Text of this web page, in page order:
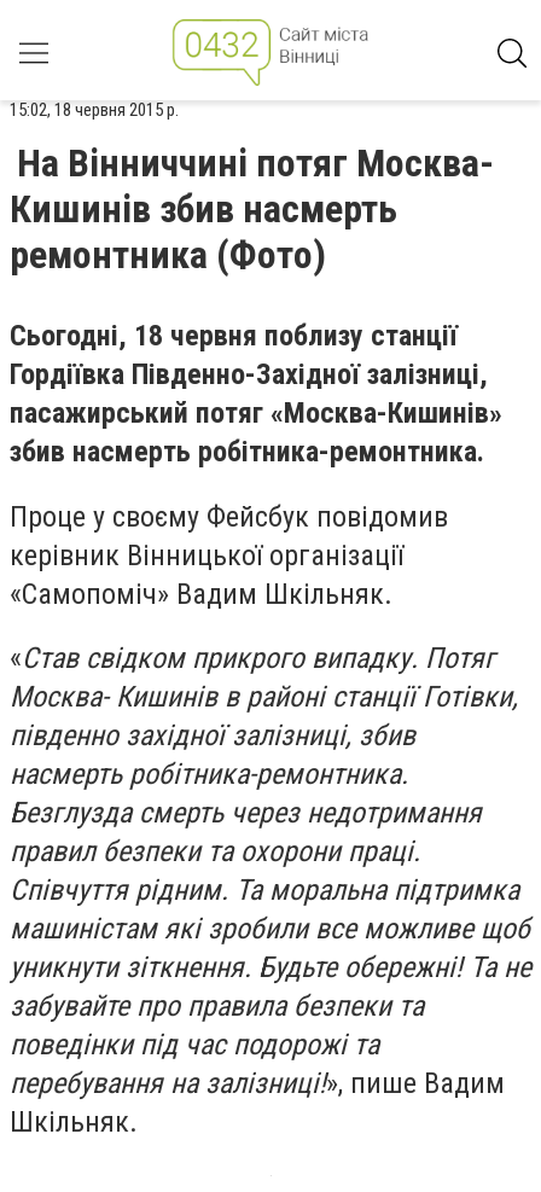
15:02, 18 червня 2015 р.
На Вінниччині потяг Москва-
Кишинів збив насмерть
ремонтника (Фото)
Сьогодні, 18 червня поблизу станції
Гордіївка Південно-Західної залізниці,
пасажирський потяг «Москва-Кишинів»
збив насмерть робітника-ремонтника.
Проце у своєму Фейсбук повідомив
керівник Вінницької організації
«Самопоміч» Вадим Шкільняк.
«Став свідком прикрого випадку. Потяг
Москва- Кишинів в районі станції Готівки,
південно західної залізниці, збив
насмерть робітника-ремонтника.
Безглузда смерть через недотримання
правил безпеки та охорони праці.
Співчуття рідним. Та моральна підтримка
машиністам які зробили все можливе щоб
уникнути зіткнення. Будьте обережні! Та не
забувайте про правила безпеки та
поведінки під час подорожі та
перебування на залізниці!», пише Вадим
Шкільняк.